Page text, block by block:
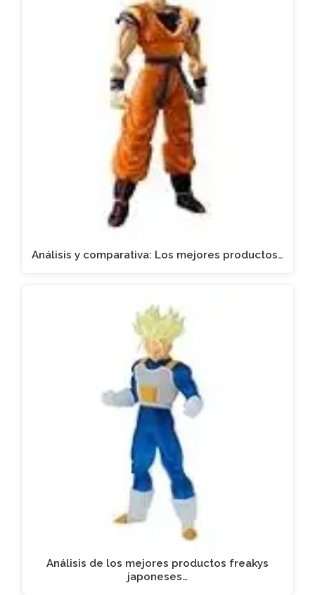
Análisis y comparativa: Los mejores productos…
Análisis de los mejores productos freakys
japoneses…